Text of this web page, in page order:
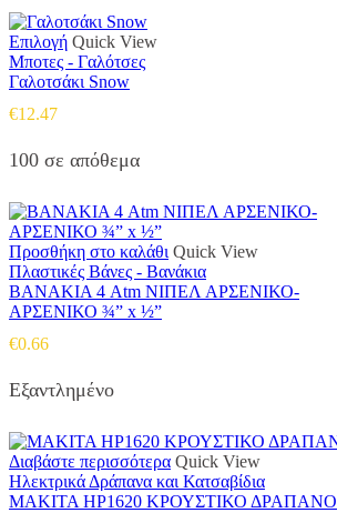
Επιλογή Αυτό
το
προϊόν
Οι
να
επιλεγούν
στη
σελίδα
του
προϊόντος
Quick View
Μποτες - Γαλότσες
Γαλοτσάκι Snow
€12.47
100 σε απόθεμα
Προσθήκη στο καλάθι Quick View
Πλαστικές Βάνες - Βανάκια
ΒΑΝΑΚΙΑ 4 Atm ΝΙΠΕΛ ΑΡΣΕΝΙΚΟ-
ΑΡΣΕΝΙΚΟ ¾” x ½”
€0.66
Εξαντλημένο
Διαβάστε περισσότερα Quick View
Ηλεκτρικά Δράπανα και Κατσαβίδια
MAKITA HP1620 ΚΡΟΥΣΤΙΚΟ ΔΡΑΠΑΝΟ